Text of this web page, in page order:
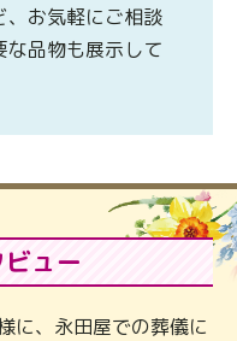
、お気軽にご相談
な品物も展示して
ュー
に、永田屋での葬儀に